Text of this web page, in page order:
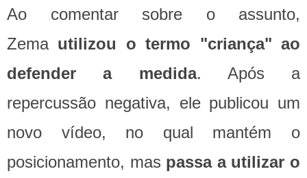
Ao comentar sobre o assunto,
Zemautilizou o termo "criança" ao
defender a medida. Após a
repercussão negativa, ele publicou um
novo vídeo, no qual mantém o
posicionamento, mas passa a utilizar o